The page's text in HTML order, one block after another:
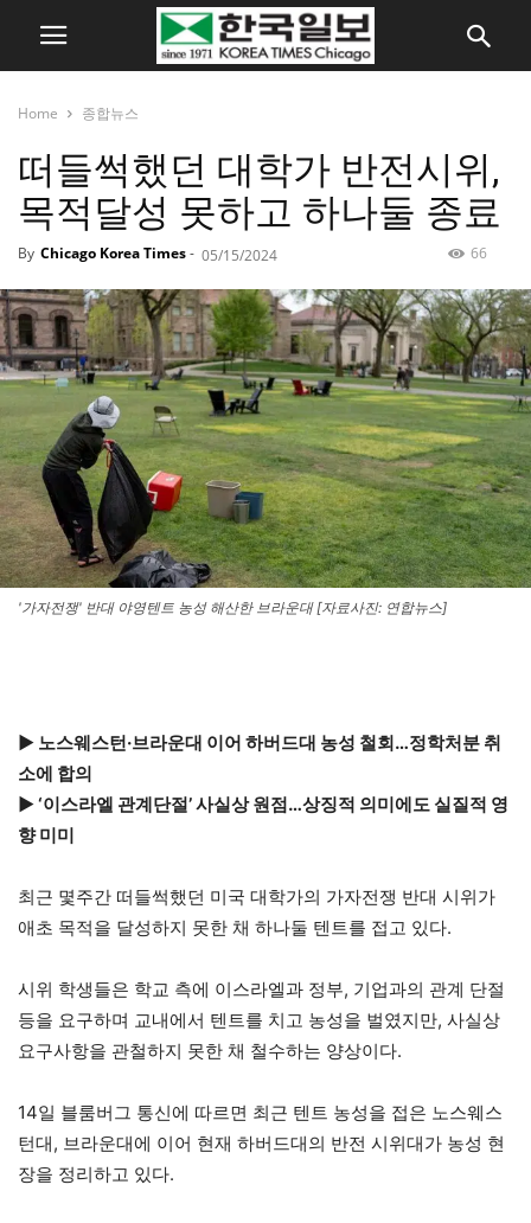
Home 종합뉴스
떠들썩했던 대학가 반전시위,
목적달성 못하고 하나둘 종료
By Chicago Korea Times- 05/15/2024 66
'가자전쟁' 반대 야영텐트 농성 해산한 브라운대 [자료사진: 연합뉴스]
▶ 노스웨스턴·브라운대 이어 하버드대 농성 철회…정학처분 취
소에 합의
▶ ‘이스라엘 관계단절’ 사실상 원점…상징적 의미에도 실질적 영
향 미미
최근 몇주간 떠들썩했던 미국 대학가의 가자전쟁 반대 시위가
애초 목적을 달성하지 못한 채 하나둘 텐트를 접고 있다.
시위 학생들은 학교 측에 이스라엘과 정부, 기업과의 관계 단절
등을 요구하며 교내에서 텐트를 치고 농성을 벌였지만, 사실상
요구사항을 관철하지 못한 채 철수하는 양상이다.
14일 블룸버그 통신에 따르면 최근 텐트 농성을 접은 노스웨스
턴대, 브라운대에 이어 현재 하버드대의 반전 시위대가 농성 현
장을 정리하고 있다.